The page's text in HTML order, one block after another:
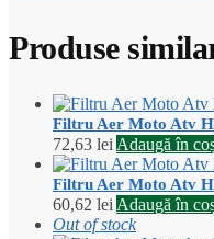
Produse
Filtru Aer Moto Atv
72,63 leiAdaugă în
Filtru Aer Moto Atv
60,62 leiAdaugă în
Out of stock